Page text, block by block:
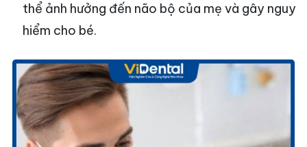
thể ảnh hưởng đến não bộ của mẹ và gây nguy
hiểm cho bé.